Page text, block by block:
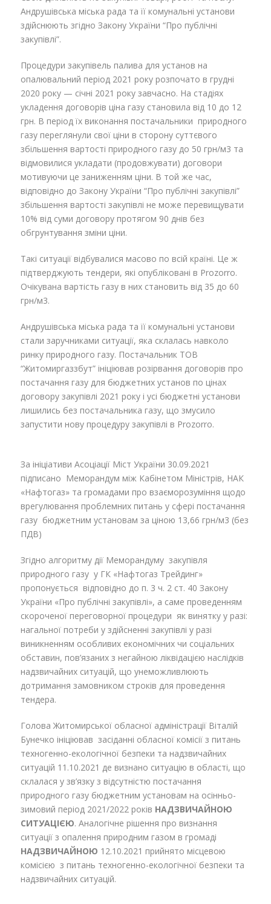
Андрушівська міська рада та її комунальні установи
здійснюють згідно Закону України “Про публічні
закупівлі”.
Процедури закупівель палива для установ на
опалювальний період 2021 року розпочато в грудні
2020 року — січні 2021 року завчасно. На стадіях
укладення договорів ціна газу становила від 10 до 12
грн. В період їх виконання постачальники природного
газу переглянули свої ціни в сторону суттєвого
збільшення вартості природного газу до 50 грн/м3 та
відмовилися укладати (продовжувати) договори
мотивуючи це заниженням ціни. В той же час,
відповідно до Закону України “Про публічні закупівлі”
збільшення вартості закупівлі не може перевищувати
10% від суми договору протягом 90 днів без
обгрунтування зміни ціни.
Такі ситуації відбувалися масово по всій країні. Це ж
підтверджують тендери, які опубліковані в Prozorro.
Очікувана вартість газу в них становить від 35 до 60
грн/м3.
Андрушівська міська рада та її комунальні установи
стали заручниками ситуації, яка склалась навколо
ринку природного газу. Постачальник ТОВ
“Житомиргаззбут” ініціював розірвання договорів про
постачання газу для бюджетних установ по цінах
договору закупівлі 2021 року і усі бюджетні установи
лишились без постачальника газу, що змусило
запустити нову процедуру закупівлі в Prozorro.
За ініціативи Асоціації Міст України 30.09.2021
підписано Меморандум між Кабінетом Міністрів, НАК
«Нафтогаз» та громадами про взаєморозуміння щодо
врегулювання проблемних питань у сфері постачання
газу бюджетним установам за ціною 13,66 грн/м3 (без
ПДВ)
Згідно алгоритму дії Меморандуму закупівля
природного газу у ГК «Нафтогаз Трейдинг»
пропонується відповідно до п. 3 ч. 2 ст. 40 Закону
України «Про публічні закупівлі», а саме проведенням
скороченої переговорної процедури як винятку у разі:
нагальної потреби у здійсненні закупівлі у разі
виникненням особливих економічних чи соціальних
обставин, пов’язаних з негайною ліквідацією наслідків
надзвичайних ситуацій, що унеможливлюють
дотримання замовником строків для проведення
тендера.
Голова Житомирської обласної адміністрації Віталій
Бунечко ініціював засіданні обласної комісії з питань
техногенно-екологічної безпеки та надзвичайних
ситуацій 11.10.2021 де визнано ситуацію в області, що
склалася у зв’язку з відсутністю постачання
природного газу бюджетним установам на осінньо-
зимовий період 2021/2022 років НАДЗВИЧАЙНОЮ
СИТУАЦІЄЮ. Аналогічне рішення про визнання
ситуації з опалення природним газом в громаді
НАДЗВИЧАЙНОЮ 12.10.2021 прийнято місцевою
комісією з питань техногенно-екологічної безпеки та
надзвичайних ситуацій.